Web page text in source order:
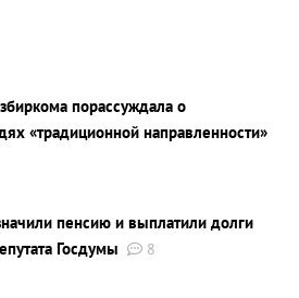
порассуждала о
«традиционной направленности»
пенсию и выплатили долги
Госдумы
8